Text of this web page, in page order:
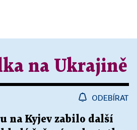
na Ukrajině
ODEBÍRAT
na Kyjev zabilo další